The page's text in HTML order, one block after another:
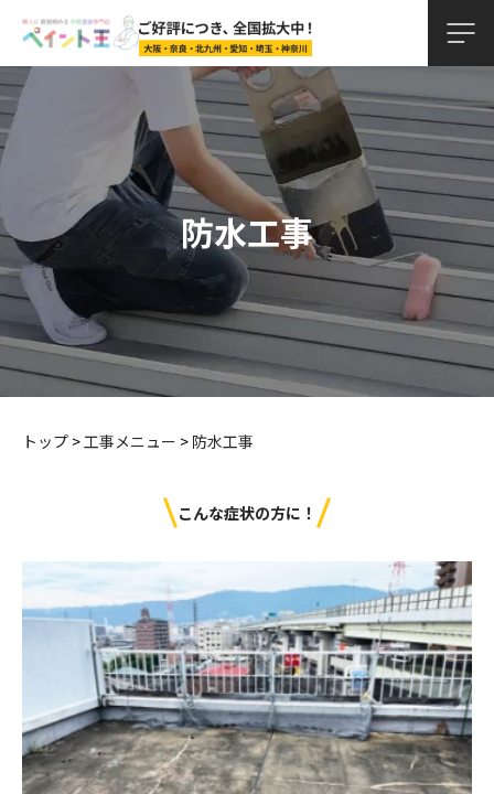
防水工事
トップ >工事メニュー > 防水工事
こんな症状の方に！